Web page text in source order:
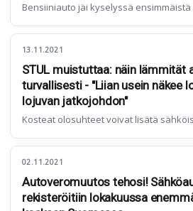
Bensiiniauto jäi kyselyssä
13.11.2021
STUL muistuttaa: näin lämmität
turvallisesti - "Liian usein näkee
lojuvan jatkojohdon"
Kosteat olosuhteet voivat lisätä
02.11.2021
Autoveromuutos tehosi!
rekisteröitiin lokakuussa